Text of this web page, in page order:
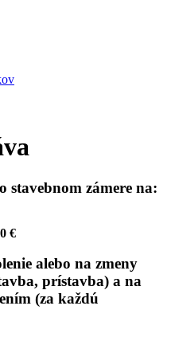
stavebnom zámere na:
€
alebo na zmeny
prístavba) a na
(za každú